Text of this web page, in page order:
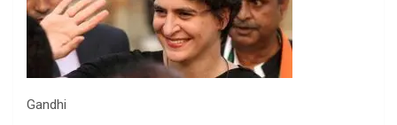
Gandhi